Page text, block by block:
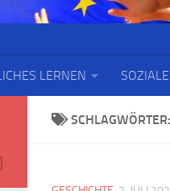
LERNEN
SCHLAGWÖRTER: